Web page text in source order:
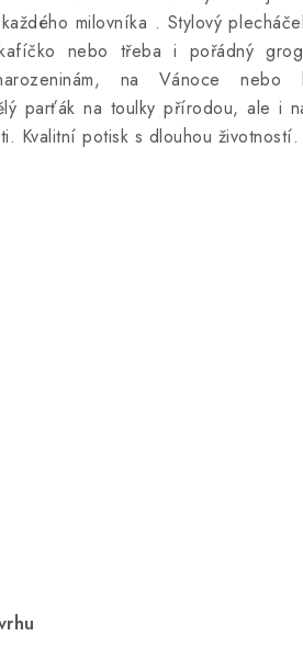
milovníka . Stylový
nebo třeba i pořádný
na Vánoce nebo
parťák na toulky přírodou, ale i
Kvalitní potisk s dlouhou životností.